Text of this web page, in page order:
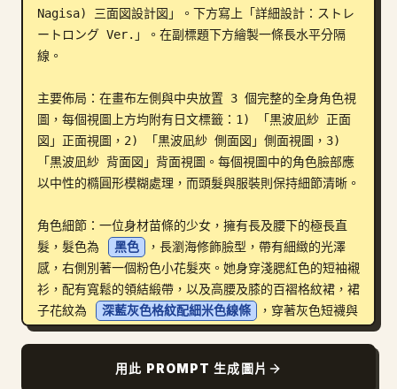
Nagisa) 三面図設計図」。下方寫上「詳細設計：ストレ
ートロング Ver.」。在副標題下方繪製一條長水平分隔
線。
主要佈局：在畫布左側與中央放置 3 個完整的全身角色視
圖，每個視圖上方均附有日文標籤：1) 「黒波凪紗 正面
図」正面視圖，2) 「黒波凪紗 側面図」側面視圖，3)
「黒波凪紗 背面図」背面視圖。每個視圖中的角色臉部應
以中性的橢圓形模糊處理，而頭髮與服裝則保持細節清晰。
角色細節：一位身材苗條的少女，擁有長及腰下的極長直
髮，髮色為
黑色
，長瀏海修飾臉型，帶有細緻的光澤
感，右側別著一個粉色小花髮夾。她身穿淺腮紅色的短袖襯
衫，配有寬鬆的領結緞帶，以及高腰及膝的百褶格紋裙，裙
子花紋為
深藍灰色格紋配細米色線條
，穿著灰色短襪與
黑色低跟瑪莉珍鞋。她背著一個小型結構感白色肩背包，包
用此 PROMPT 生成圖片